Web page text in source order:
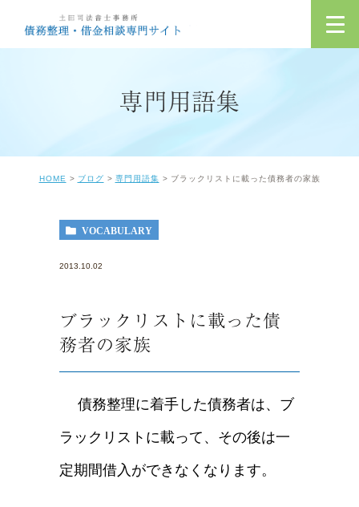
専門用語集
HOME ブログ 専門用語集 ブラックリストに載った債務者の家族
VOCABULARY
2013.10.02
ブラックリストに載った債
務者の家族
債務整理に着手した債務者は、ブ
ラックリストに載って、その後は一
定期間借入ができなくなります。